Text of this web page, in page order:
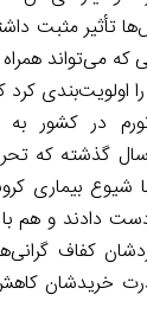
تأثیر مثبت
که می‌تواند
اولویت‌بندی
در کشور به
گذشته که
بیماری
دادند و هم
کفاف
خریدشان